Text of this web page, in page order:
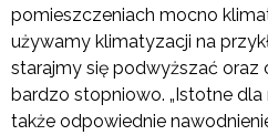
pomieszczeniach mocno
używamy klimatyzacji na
starajmy się podwyższać oraz
bardzo stopniowo. „Istotne
także odpowiednie